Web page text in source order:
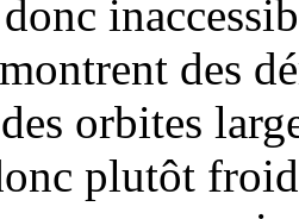
des
orbites
plutôt